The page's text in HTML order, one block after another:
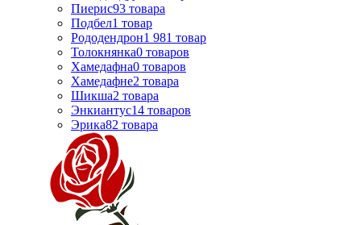
Пиерис93 товара
Подбел1 товар
Рододендрон1 981 товар
Толокнянка0 товаров
Хамедафна0 товаров
Хамедафне2 товара
Шикша2 товара
Энкиантус14 товаров
Эрика82 товара